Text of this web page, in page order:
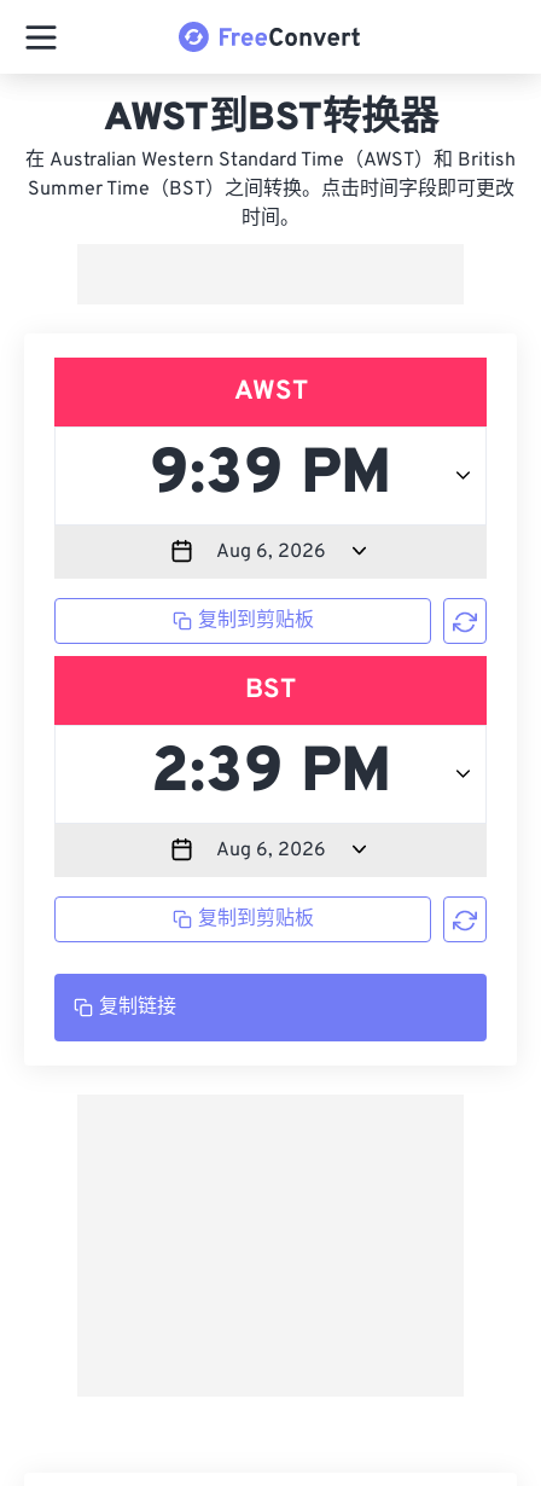
AWST到BST转换器
在 Australian Western Standard Time（AWST）和 British
Summer Time（BST）之间转换。点击时间字段即可更改
时间。
AWST
复制到剪贴板
BST
复制到剪贴板
复制链接